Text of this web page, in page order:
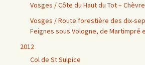
Vosges / Côte du Haut du Tot –
Vosges / Route forestière des dix-
Feignes sous Vologne, de Martimpré
2012
Col de St Sulpice